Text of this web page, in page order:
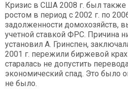
Кризис в США 2008 г. был
ростом в период с 2002 г. по
задолженности домохозяйств,
учетной ставкой ФРС. Причина
установил А. Гринспен,
2001 г. пережили биржевой
старалась не допустить
экономический спад. Это было
не было.